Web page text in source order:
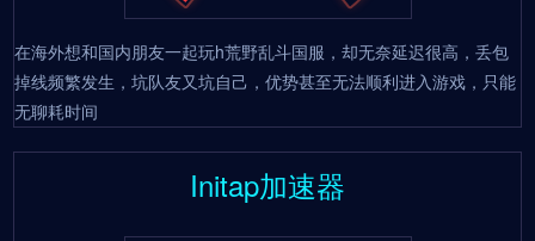
在海外想和国内朋友一起玩h荒野乱斗国服，却无奈延迟很高，丢包
掉线频繁发生，坑队友又坑自己，优势甚至无法顺利进入游戏，只能
无聊耗时间
Initap加速器